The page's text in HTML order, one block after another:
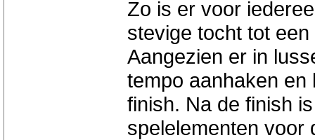
Zo is er voor
stevige tocht tot
Aangezien er in
tempo aanhaken en
finish. Na de finish
spelelementen voor